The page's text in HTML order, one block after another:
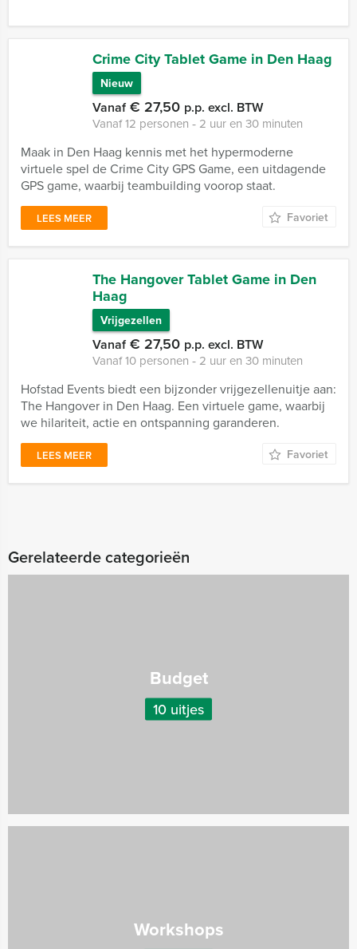
Crime City Tablet Game in Den Haag
Nieuw
Vanaf€ 27,50 p.p. excl. BTW
Vanaf 12 personen ‐ 2 uur en 30 minuten
Maak in Den Haag kennis met het hypermoderne
virtuele spel de Crime City GPS Game, een uitdagende
GPS game, waarbij teambuilding voorop staat.
LEES MEER Favoriet
The Hangover Tablet Game in Den
Haag
Vrijgezellen
Vanaf€ 27,50 p.p. excl. BTW
Vanaf 10 personen ‐ 2 uur en 30 minuten
Hofstad Events biedt een bijzonder vrijgezellenuitje aan:
The Hangover in Den Haag. Een virtuele game, waarbij
we hilariteit, actie en ontspanning garanderen.
LEES MEER Favoriet
Gerelateerde categorieën
Budget
10 uitjes
Workshops